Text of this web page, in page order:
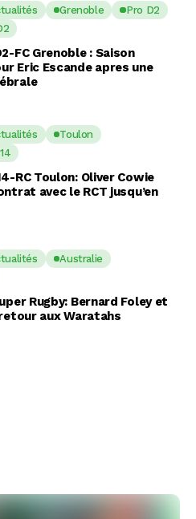
Grenoble
Pro D2
FC Grenoble : Saison
Eric Escande apres une
Toulon
RC Toulon: Oliver Cowie
avec le RCT jusqu’en
Australie
Rugby: Bernard Foley et
aux Waratahs